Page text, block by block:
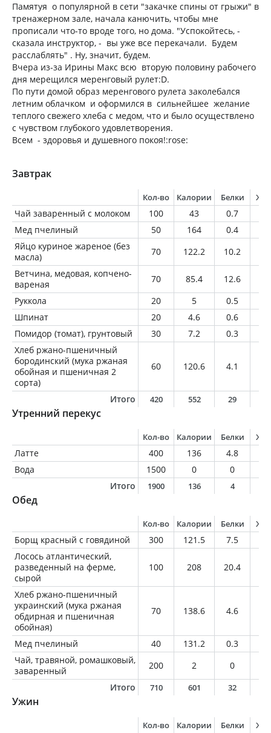
Памятуя о популярной в сети "закачке спины от грыжи" в
тренажерном зале, начала канючить, чтобы мне
прописали что-то вроде того, но дома. "Успокойтесь, -
сказала инструктор, - вы уже все перекачали. Будем
расслаблять" . Ну, значит, будем.
Вчера из-за Ирины Макс всю вторую половину рабочего
дня мерещился меренговый рулет:D.
По пути домой образ меренгового рулета заколебался
летним облачком и оформился в сильнейшее желание
теплого свежего хлеба с медом, что и было осуществлено
с чувством глубокого удовлетворения.
Всем - здоровья и душевного покоя!:rose:
Завтрак
Кол-во Калории Белки
Чай заваренный с молоком 100 43 0.7
Мед пчелиный
50 164 0.4
Яйцо куриное жареное (без
масла)
70 122.2 10.2
Ветчина, медовая, копчено-
вареная
70 85.4 12.6
Руккола
20 5 0.5
Шпинат
20 4.6 0.6
Помидор (томат), грунтовый
30 7.2 0.3
Хлеб ржано-пшеничный
бородинский (мука ржаная
обойная и пшеничная 2
сорта)
60 120.6 4.1
Итого 420 552 29
Утренний перекус
Кол-во Калории Белки
Латте 400 136 4.8
Вода
1500 0 0
Итого
1900 136 4
Обед
Кол-во Калории Белки
Борщ красный с говядиной 300 121.5 7.5
Лосось атлантический,
разведенный на ферме,
сырой
100 208 20.4
Хлеб ржано-пшеничный
украинский (мука ржаная
обдирная и пшеничная
обойная)
70 138.6 4.6
Мед пчелиный 40 131.2 0.3
Чай, травяной, ромашковый,
заваренный
200 2 0
Итого
710 601 32
Ужин
Кол-во Калории Белки